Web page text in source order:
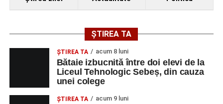
ȘTIREA TA
ŞTIREA TA acum 8 luni
Bătaie izbucnită între doi elevi de la
Liceul Tehnologic Sebeș, din cauza
unei colege
ŞTIREA TA acum 9 luni